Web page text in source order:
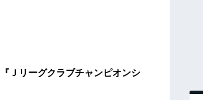
Ｊリーグクラブチャンピオンシ